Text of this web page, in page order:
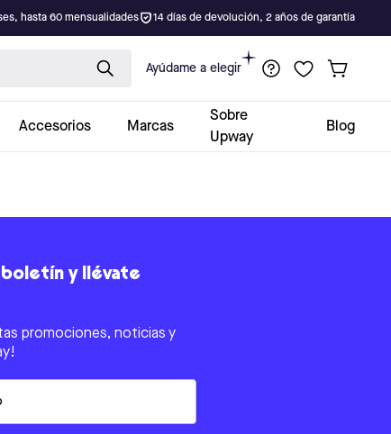
hasta 60 mensualidades 14 días de devolución, 2 años de garantía
Ayúdame a elegir
Accesorios Marcas
Sobre
Upway
Blog
y llévate
promociones, noticias y